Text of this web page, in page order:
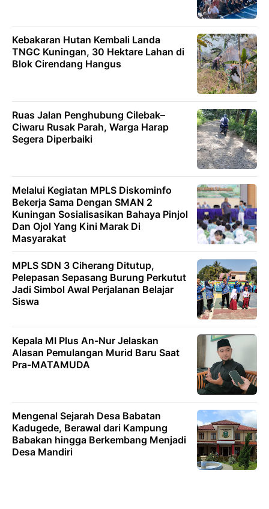
Kebakaran Hutan Kembali Landa
TNGC Kuningan, 30 Hektare Lahan di
Blok Cirendang Hangus
Ruas Jalan Penghubung Cilebak–
Ciwaru Rusak Parah, Warga Harap
Segera Diperbaiki
Melalui Kegiatan MPLS Diskominfo
Bekerja Sama Dengan SMAN 2
Kuningan Sosialisasikan Bahaya Pinjol
Dan Ojol Yang Kini Marak Di
Masyarakat
MPLS SDN 3 Ciherang Ditutup,
Pelepasan Sepasang Burung Perkutut
Jadi Simbol Awal Perjalanan Belajar
Siswa
Kepala MI Plus An-Nur Jelaskan
Alasan Pemulangan Murid Baru Saat
Pra-MATAMUDA
Mengenal Sejarah Desa Babatan
Kadugede, Berawal dari Kampung
Babakan hingga Berkembang Menjadi
Desa Mandiri